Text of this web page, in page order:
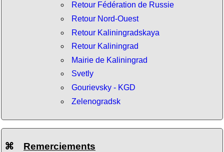
Retour Fédération de Russie
Retour Nord-Ouest
Retour Kaliningradskaya
Retour Kaliningrad
Mairie de Kaliningrad
Svetly
Gourievsky - KGD
Zelenogradsk
⌘ Remerciements